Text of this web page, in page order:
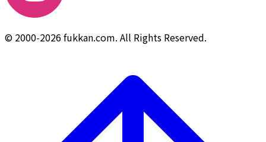
© 2000-2026 fukkan.com. All Rights Reserved.